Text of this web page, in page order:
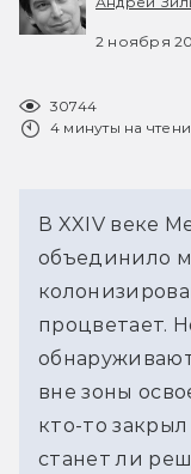
2 ноября
30744
4 минуты на
В XXIV веке
объединило
процветает.
вне зоны
кто-то
станет ли